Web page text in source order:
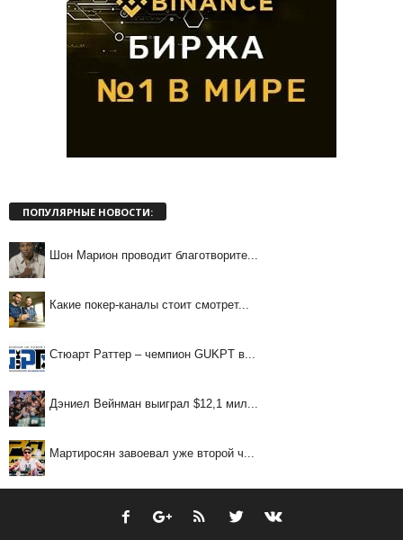
ПОПУЛЯРНЫЕ НОВОСТИ:
Шон Марион проводит благотворите...
Какие покер-каналы стоит смотрет...
Стюарт Раттер – чемпион GUKPT в...
Дэниел Вейнман выиграл $12,1 мил...
Мартиросян завоевал уже второй ч...